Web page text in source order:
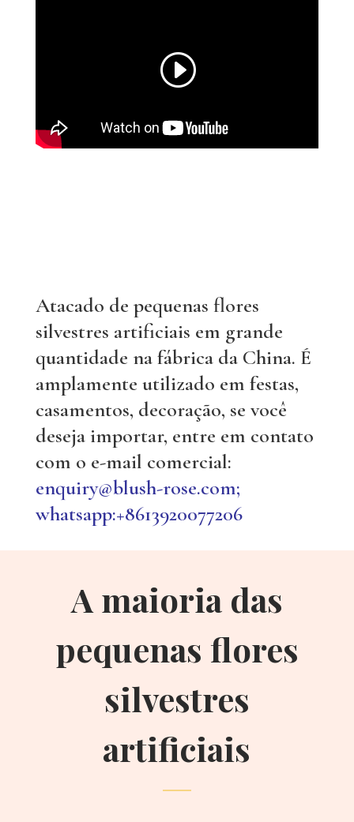
Atacado de pequenas flores
silvestres artificiais em grande
quantidade na fábrica da China. É
amplamente utilizado em festas,
casamentos, decoração, se você
deseja importar, entre em contato
com o e-mail comercial:
enquiry@blush-rose.com;
whatsapp:+8613920077206
A maioria das
pequenas flores
silvestres
artificiais